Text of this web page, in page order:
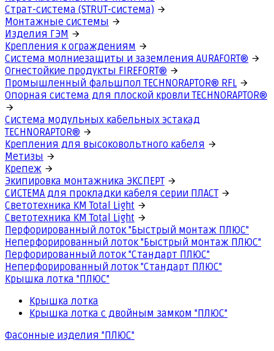
Страт-система (STRUT-система)
Монтажные системы
Изделия ГЭМ
Крепления к ограждениям
Система молниезащиты и заземления AURAFORT®
Огнестойкие продукты FIREFORT®
Промышленный фальшпол TECHNORAPTOR® RFL
Опорная система для плоской кровли TECHNORAPTOR®
Система модульных кабельных эстакад
TECHNORAPTOR®
Крепления для высоковольтного кабеля
Метизы
Крепеж
Экипировка монтажника ЭКСПЕРТ
СИСТЕМА для прокладки кабеля серии ПЛАСТ
Светотехника КМ Total Light
Светотехника КМ Total Light
Перфорированный лоток "Быстрый монтаж ПЛЮС"
Неперфорированный лоток "Быстрый монтаж ПЛЮС"
Перфорированный лоток "Стандарт ПЛЮС"
Неперфорированный лоток "Стандарт ПЛЮС"
Крышка лотка "ПЛЮС"
Крышка лотка
Крышка лотка с двойным замком "ПЛЮС"
Фасонные изделия "ПЛЮС"